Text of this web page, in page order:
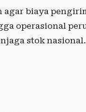
biaya
operasional
stok nasional.